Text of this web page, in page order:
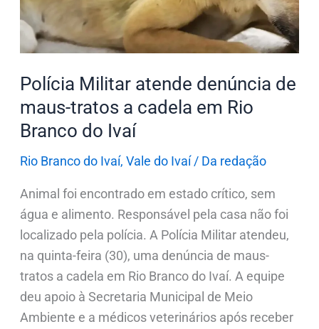
Polícia Militar atende denúncia de
maus-tratos a cadela em Rio
Branco do Ivaí
Rio Branco do Ivaí, Vale do Ivaí/ Da redação
Animal foi encontrado em estado crítico, sem
água e alimento. Responsável pela casa não foi
localizado pela polícia. A Polícia Militar atendeu,
na quinta-feira (30), uma denúncia de maus-
tratos a cadela em Rio Branco do Ivaí. A equipe
deu apoio à Secretaria Municipal de Meio
Ambiente e a médicos veterinários após receber
maus-
tratos
a
em
Rio
Branco
do